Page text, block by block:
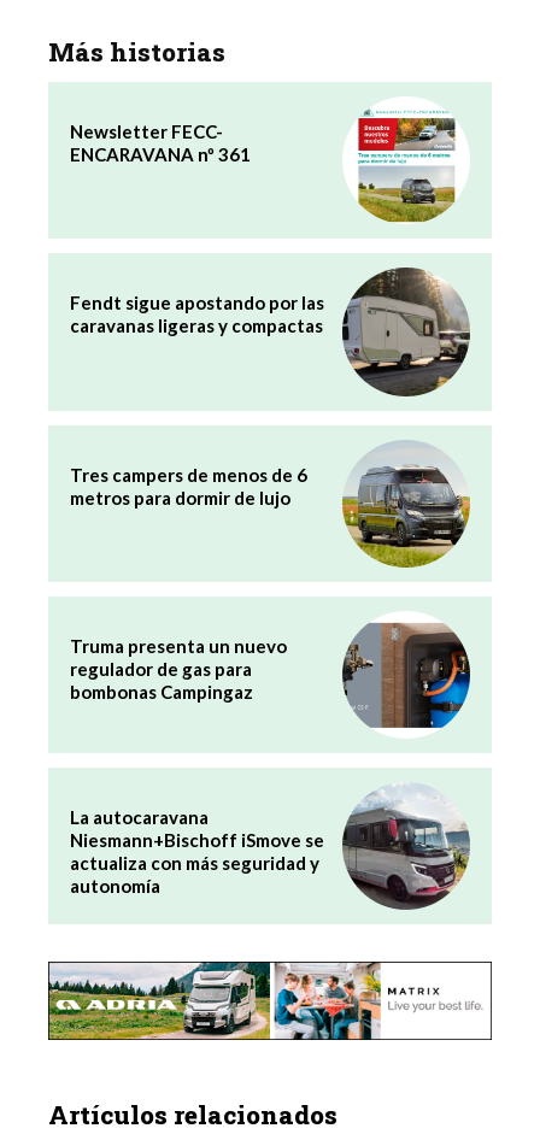
Más historias
Newsletter FECC-
ENCARAVANA nº 361
Fendt sigue apostando por las
caravanas ligeras y compactas
Tres campers de menos de 6
metros para dormir de lujo
Truma presenta un nuevo
regulador de gas para
bombonas Campingaz
La autocaravana
Niesmann+Bischoff iSmove se
actualiza con más seguridad y
autonomía
Artículos relacionados